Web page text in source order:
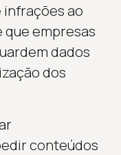
infrações ao
que empresas
dados
dos
conteúdos